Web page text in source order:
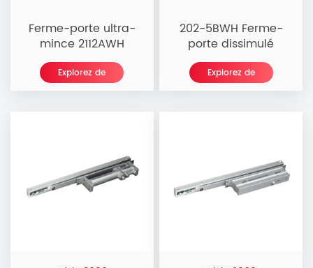
Ferme-porte ultra-
mince 2112AWH
Explorez de
202-5BWH Ferme-
porte dissimulé
Explorez de